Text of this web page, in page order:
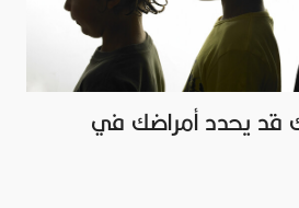
قد يحدد أمراضك في